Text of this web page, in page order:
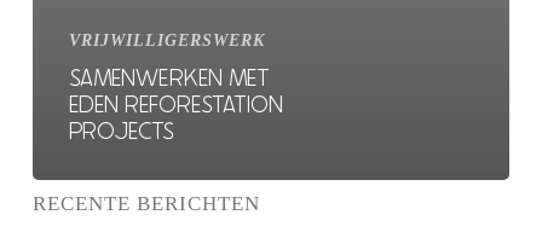
VRIJWILLIGERSWERK
SAMENWERKEN MET
EDEN REFORESTATION
PROJECTS
RECENTE BERICHTEN